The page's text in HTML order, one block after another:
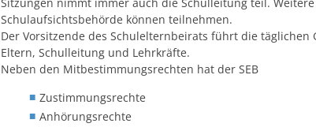
Schulaufsichtsbehörde können teilnehmen.
Der Vorsitzende des Schulelternbeirats führt die
Eltern, Schulleitung und Lehrkräfte.
Neben den Mitbestimmungsrechten hat der SEB
Zustimmungsrechte
Anhörungsrechte